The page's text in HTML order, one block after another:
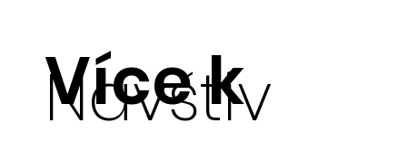
Více k
Navštiv